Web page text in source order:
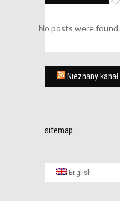
No posts were found.
Nieznany kanał
sitemap
English